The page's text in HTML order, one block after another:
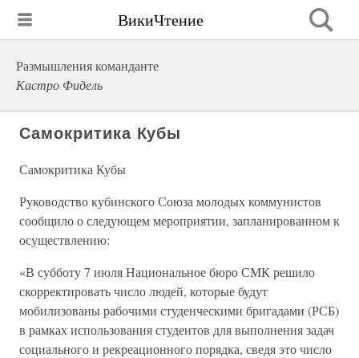
ВикиЧтение
Размышления команданте
Кастро Фидель
Самокритика Кубы
Самокритика Кубы
Руководство кубинского Союза молодых коммунистов
сообщило о следующем мероприятии, запланированном к
осуществлению:
«В субботу 7 июля Национальное бюро СМК решило
скорректировать число людей, которые будут
мобилизованы рабочими студенческими бригадами (РСБ)
в рамках использования студентов для выполнения задач
социального и рекреационного порядка, сведя это число